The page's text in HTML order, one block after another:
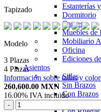
Estanterías
Dormitorio
Camas
Muebles de
Mobiliario
Oficina
Ediciones
Asientos
Sillas
Sin Brazos
Con Brazos
Giratorias
Tapizado
Modelo
3 Plazas
4 Plazas
Información sobre tallas y
260,600.00 MXN
16.00% IVA incluido
-